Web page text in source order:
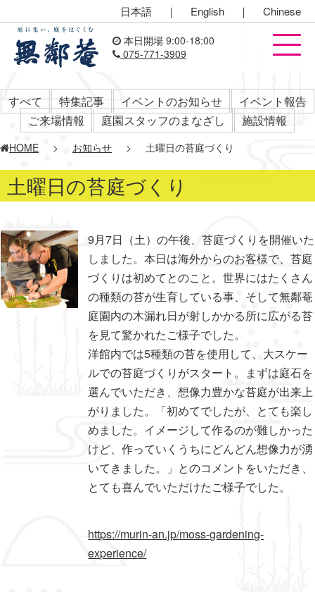
日本語 ｜ English ｜ Chinese
本日開場 9:00-18:00
075-771-3909
すべて 特集記事 イベントのお知らせ
イベント報告
ご来場情報
庭園スタッフのまなざし 施設情報
HOME > お知らせ > 土曜日の苔庭づくり
土曜日の苔庭づくり
9月7日（土）の午後、苔庭づくりを開催いた
しました。本日は海外からのお客様で、苔庭
づくりは初めてとのこと。世界にはたくさん
の種類の苔が生育している事、そして無鄰菴
庭園内の木漏れ日が射しかかる所に広がる苔
を見て驚かれたご様子でした。
洋館内では5種類の苔を使用して、大スケー
ルでの苔庭づくりがスタート。まずは庭石を
選んでいただき、想像力豊かな苔庭が出来上
がりました。「初めてでしたが、とても楽し
めました。イメージして作るのが難しかった
けど、作っていくうちにどんどん想像力が湧
いてきました。」とのコメントをいただき、
とても喜んでいただけたご様子でした。
https://murin-an.jp/moss-gardening-
experience/